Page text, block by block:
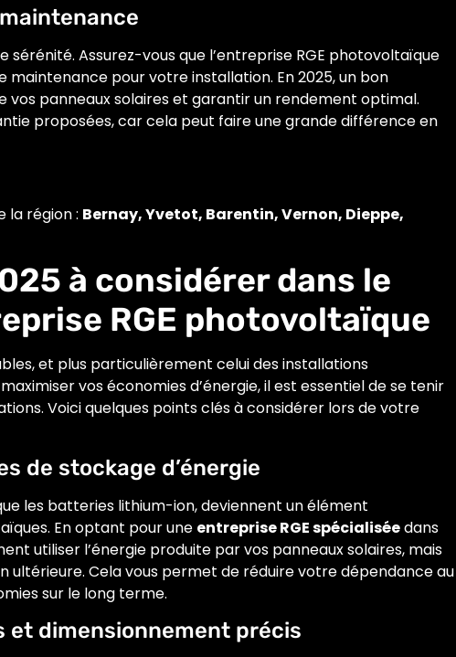
Assurez-vous que l’entreprise RGE photovoltaïque
pour votre installation. En 2025, un bon
panneaux solaires et garantir un rendement optimal.
proposées, car cela peut faire une grande différence en
la région : Bernay, Yvetot, Barentin, Vernon, Dieppe,
à considérer dans le
RGE photovoltaïque
et plus particulièrement celui des installations
vos économies d’énergie, il est essentiel de se tenir
Voici quelques points clés à considérer lors de votre
de stockage d’énergie
les batteries lithium-ion, deviennent un élément
En optant pour une entreprise RGE spécialiséedans
utiliser l’énergie produite par vos panneaux solaires, mais
ultérieure. Cela vous permet de réduire votre dépendance au
sur le long terme.
et dimensionnement précis